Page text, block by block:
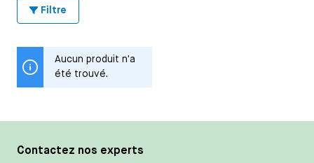
Filtre
Aucun produit n'a
été trouvé.
Contactez nos experts